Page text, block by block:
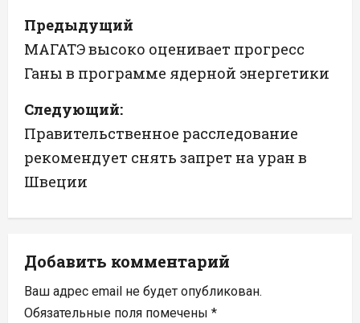
Н
а
в
и
г
а
ц
и
я
Предыдущий
МАГАТЭ высоко оценивает прогресс
Ганы в программе ядерной энергетики
Следующий:
Правительственное расследование
рекомендует снять запрет на уран в
Швеции
Добавить комментарий
Ваш адрес email не будет опубликован.
Обязательные поля помечены *